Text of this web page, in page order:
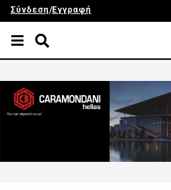
Σύνδεση/Εγγραφή